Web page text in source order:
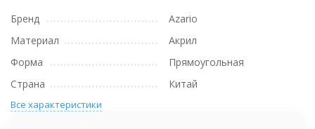
Бренд
Azario
Материал
Акрил
Форма
Прямоугольная
Страна
Китай
Все характеристики